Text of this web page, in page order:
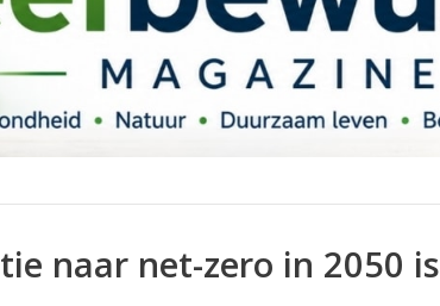
naar net-zero in 2050 is